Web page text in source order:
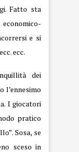
Fatto sta
e si
ecc.
dei
l’ennesimo
I giocatori
pratico
Sosa, se
sceso in